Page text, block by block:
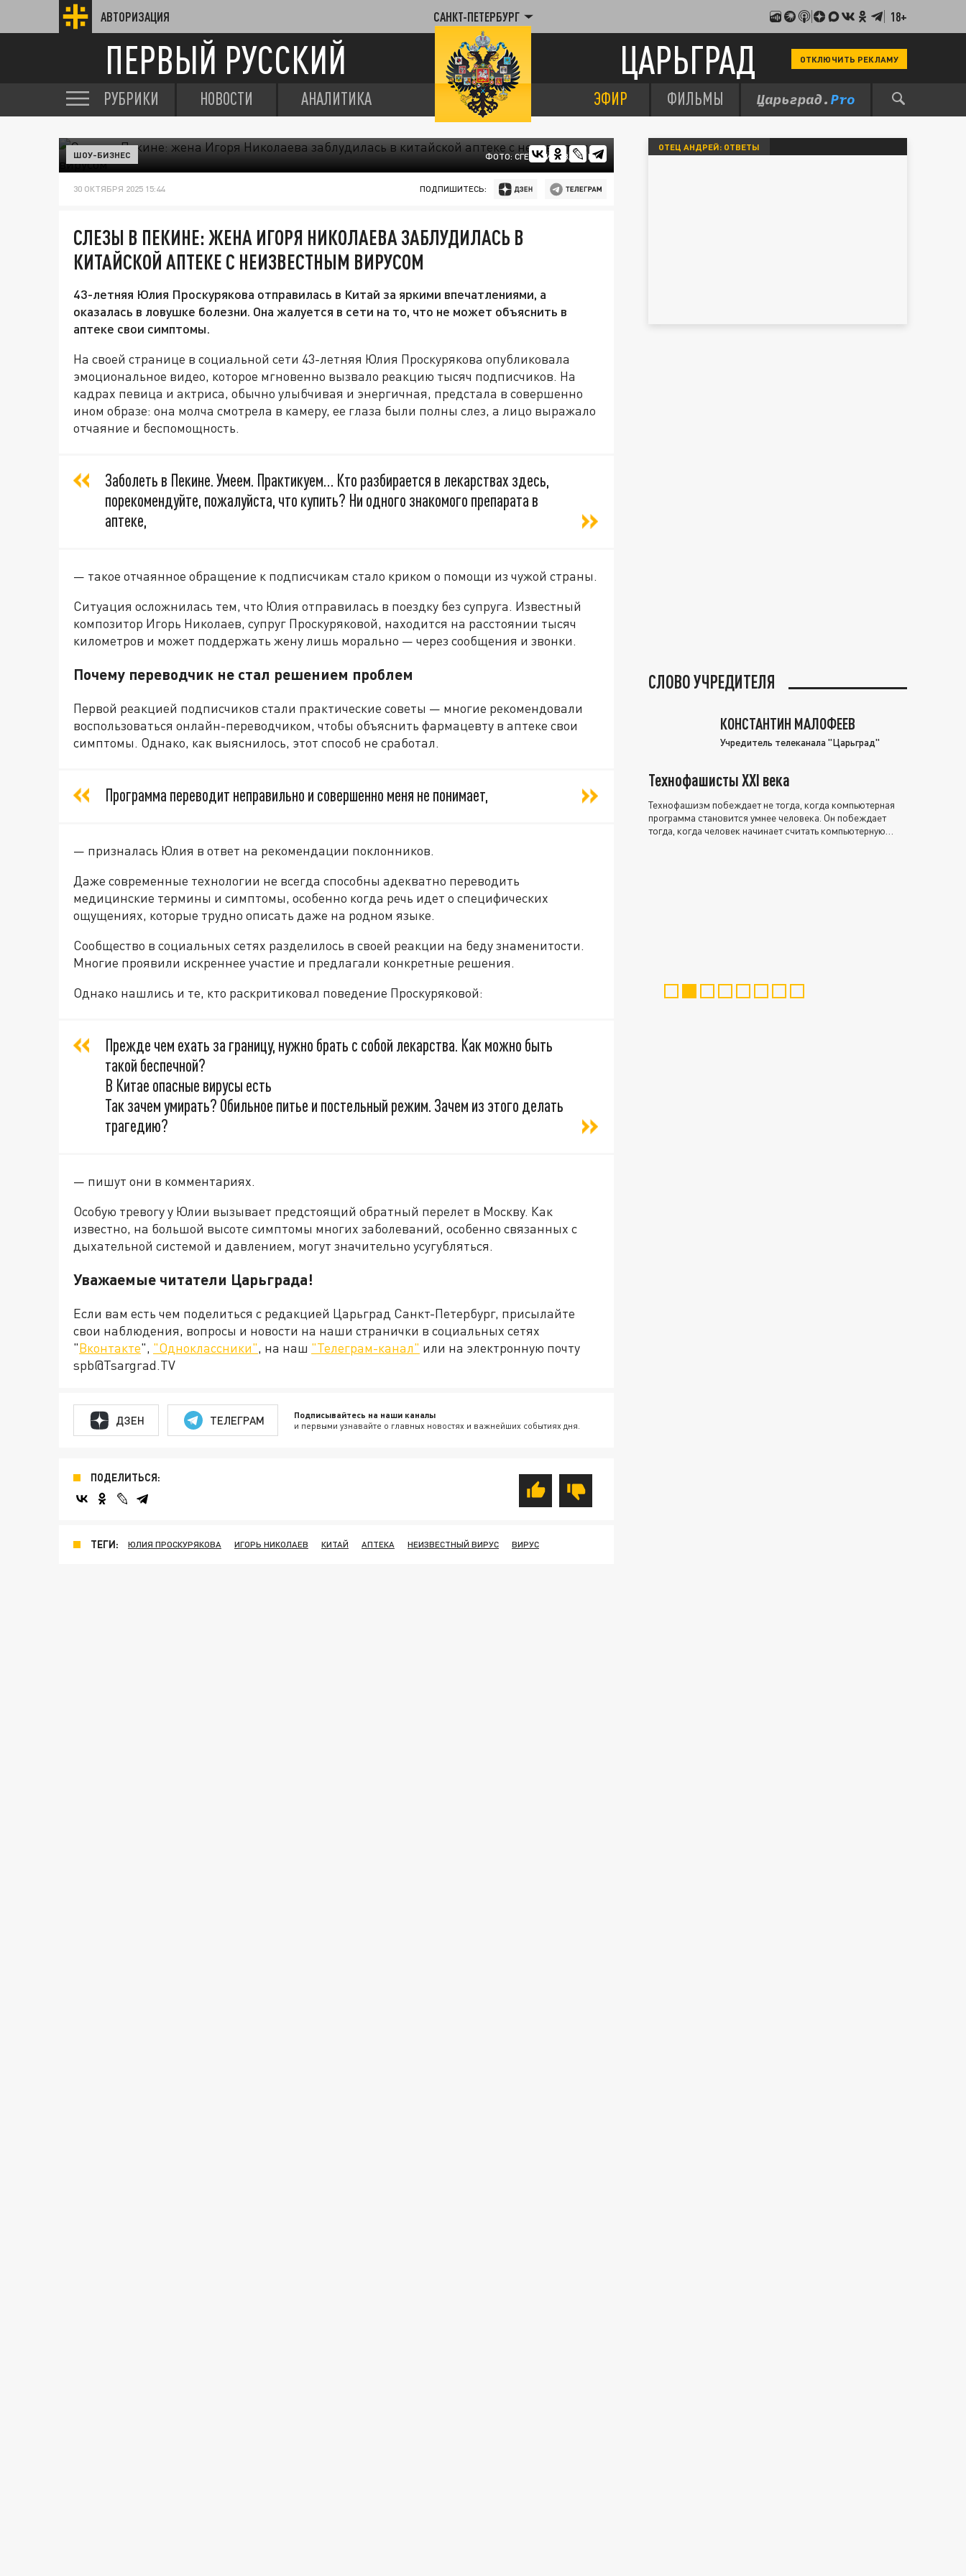
АВТОРИЗАЦИЯ САНКТ-ПЕТЕРБУРГ 18+
ПЕРВЫЙ РУССКИЙ ЦАРЬГРАД ОТКЛЮЧИТЬ РЕКЛАМУ
РУБРИКИ НОВОСТИ АНАЛИТИКА ЭФИР ФИЛЬМЫ
ФОТО: СГЕНЕРИРОВАНО ИИ
ШОУ-БИЗНЕС
30 ОКТЯБРЯ 2025 15:44 ПОДПИШИТЕСЬ:
СЛЕЗЫ В ПЕКИНЕ: ЖЕНА ИГОРЯ НИКОЛАЕВА ЗАБЛУДИЛАСЬ В
КИТАЙСКОЙ АПТЕКЕ С НЕИЗВЕСТНЫМ ВИРУСОМ
43-летняя Юлия Проскурякова отправилась в Китай за яркими впечатлениями, а
оказалась в ловушке болезни. Она жалуется в сети на то, что не может объяснить в
аптеке свои симптомы.
На своей странице в социальной сети 43-летняя Юлия Проскурякова опубликовала
эмоциональное видео, которое мгновенно вызвало реакцию тысяч подписчиков. На
кадрах певица и актриса, обычно улыбчивая и энергичная, предстала в совершенно
ином образе: она молча смотрела в камеру, ее глаза были полны слез, а лицо выражало
отчаяние и беспомощность.
Заболеть в Пекине. Умеем. Практикуем… Кто разбирается в лекарствах здесь,
порекомендуйте, пожалуйста, что купить? Ни одного знакомого препарата в
аптеке,
— такое отчаянное обращение к подписчикам стало криком о помощи из чужой страны.
Ситуация осложнилась тем, что Юлия отправилась в поездку без супруга. Известный
композитор Игорь Николаев, супруг Проскуряковой, находится на расстоянии тысяч
километров и может поддержать жену лишь морально — через сообщения и звонки.
Почему переводчик не стал решением проблем
Первой реакцией подписчиков стали практические советы — многие рекомендовали
воспользоваться онлайн-переводчиком, чтобы объяснить фармацевту в аптеке свои
симптомы. Однако, как выяснилось, этот способ не сработал.
Программа переводит неправильно и совершенно меня не понимает,
— призналась Юлия в ответ на рекомендации поклонников.
Даже современные технологии не всегда способны адекватно переводить
медицинские термины и симптомы, особенно когда речь идет о специфических
ощущениях, которые трудно описать даже на родном языке.
Сообщество в социальных сетях разделилось в своей реакции на беду знаменитости.
Многие проявили искреннее участие и предлагали конкретные решения.
Однако нашлись и те, кто раскритиковал поведение Проскуряковой:
Прежде чем ехать за границу, нужно брать с собой лекарства. Как можно быть
такой беспечной?
В Китае опасные вирусы есть
Так зачем умирать? Обильное питье и постельный режим. Зачем из этого делать
трагедию?
— пишут они в комментариях.
Особую тревогу у Юлии вызывает предстоящий обратный перелет в Москву. Как
известно, на большой высоте симптомы многих заболеваний, особенно связанных с
дыхательной системой и давлением, могут значительно усугубляться.
Уважаемые читатели Царьграда!
Если вам есть чем поделиться с редакцией Царьград Санкт-Петербург, присылайте
свои наблюдения, вопросы и новости на наши странички в социальных сетях
"Вконтакте", "Одноклассники", на наш "Телеграм-канал" или на электронную почту
spb@Tsargrad.TV
ДЗЕН ТЕЛЕГРАМ Подписывайтесь на наши каналы
и первыми узнавайте о главных новостях и важнейших событиях дня.
ПОДЕЛИТЬСЯ:
ТЕГИ: ЮЛИЯ ПРОСКУРЯКОВА ИГОРЬ НИКОЛАЕВ КИТАЙ АПТЕКА НЕИЗВЕСТНЫЙ ВИРУС ВИРУС
ОТЕЦ АНДРЕЙ: ОТВЕТЫ
СЛОВО УЧРЕДИТЕЛЯ
КОНСТАНТИН МАЛОФЕЕВ
Учредитель телеканала "Царьград"
Технофашисты XXI века
Технофашизм побеждает не тогда, когда компьютерная
программа становится умнее человека. Он побеждает
тогда, когда человек начинает считать компьютерную